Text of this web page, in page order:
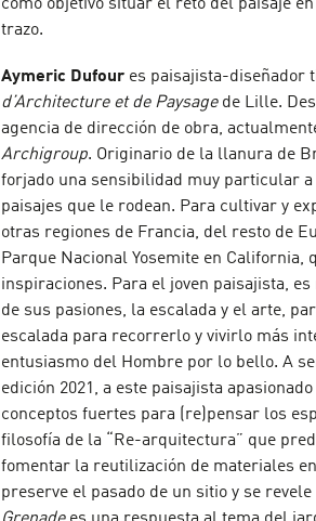
como objetivo situar el reto del paisaje
trazo.
Aymeric Dufour es paisajista-diseñador
d’Architecture et de Paysagede Lille.
agencia de dirección de obra,
Archigroup. Originario de la llanura de
forjado una sensibilidad muy particular
paisajes que le rodean. Para cultivar y
otras regiones de Francia, del resto de
Parque Nacional Yosemite en California,
inspiraciones. Para el joven paisajista,
de sus pasiones, la escalada y el arte,
escalada para recorrerlo y vivirlo más
entusiasmo del Hombre por lo bello. A
edición 2021, a este paisajista
conceptos fuertes para (re)pensar los
filosofía de la “Re-arquitectura” que
fomentar la reutilización de materiales
preserve el pasado de un sitio y se